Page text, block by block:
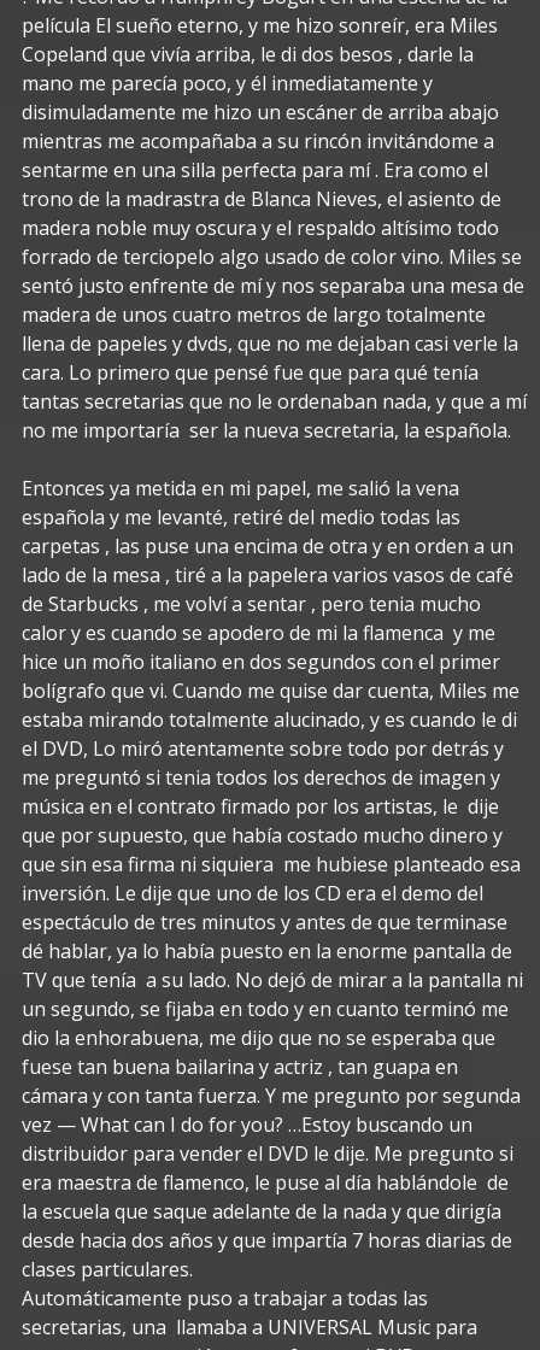
película El sueño eterno, y me hizo sonreír, era Miles
Copeland que vivía arriba, le di dos besos , darle la
mano me parecía poco, y él inmediatamente y
disimuladamente me hizo un escáner de arriba abajo
mientras me acompañaba a su rincón invitándome a
sentarme en una silla perfecta para mí . Era como el
trono de la madrastra de Blanca Nieves, el asiento de
madera noble muy oscura y el respaldo altísimo todo
forrado de terciopelo algo usado de color vino. Miles se
sentó justo enfrente de mí y nos separaba una mesa de
madera de unos cuatro metros de largo totalmente
llena de papeles y dvds, que no me dejaban casi verle la
cara. Lo primero que pensé fue que para qué tenía
tantas secretarias que no le ordenaban nada, y que a mí
no me importaría ser la nueva secretaria, la española.
Entonces ya metida en mi papel, me salió la vena
española y me levanté, retiré del medio todas las
carpetas , las puse una encima de otra y en orden a un
lado de la mesa , tiré a la papelera varios vasos de café
de Starbucks , me volví a sentar , pero tenia mucho
calor y es cuando se apodero de mi la flamenca y me
hice un moño italiano en dos segundos con el primer
bolígrafo que vi. Cuando me quise dar cuenta, Miles me
estaba mirando totalmente alucinado, y es cuando le di
el DVD, Lo miró atentamente sobre todo por detrás y
me preguntó si tenia todos los derechos de imagen y
música en el contrato firmado por los artistas, le dije
que por supuesto, que había costado mucho dinero y
que sin esa firma ni siquiera me hubiese planteado esa
inversión. Le dije que uno de los CD era el demo del
espectáculo de tres minutos y antes de que terminase
dé hablar, ya lo había puesto en la enorme pantalla de
TV que tenía a su lado. No dejó de mirar a la pantalla ni
un segundo, se fijaba en todo y en cuanto terminó me
dio la enhorabuena, me dijo que no se esperaba que
fuese tan buena bailarina y actriz , tan guapa en
cámara y con tanta fuerza. Y me pregunto por segunda
vez — What can I do for you? …Estoy buscando un
distribuidor para vender el DVD le dije. Me pregunto si
era maestra de flamenco, le puse al día hablándole de
la escuela que saque adelante de la nada y que dirigía
desde hacia dos años y que impartía 7 horas diarias de
clases particulares.
Automáticamente puso a trabajar a todas las
secretarias, una llamaba a UNIVERSAL Music para